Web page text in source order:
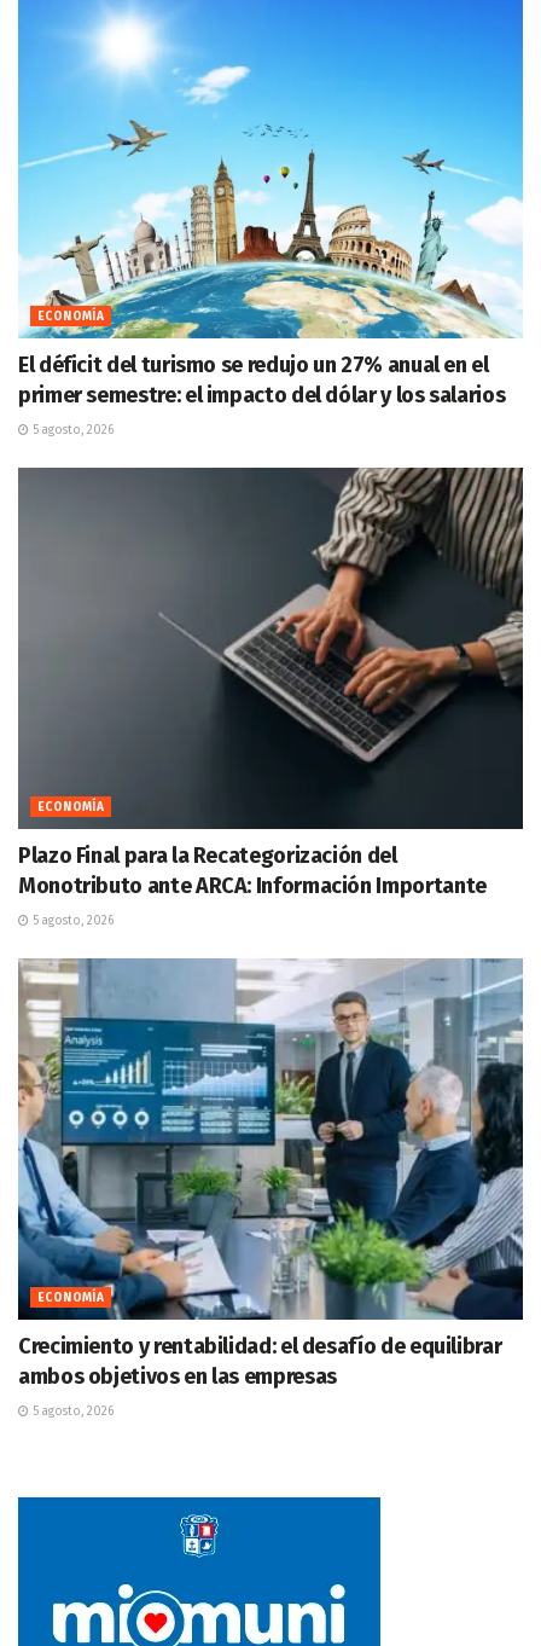
ECONOMÍA
El déficit del turismo se redujo un 27% anual en el
primer semestre: el impacto del dólar y los salarios
5 agosto, 2026
ECONOMÍA
Plazo Final para la Recategorización del
Monotributo ante ARCA: Información Importante
5 agosto, 2026
ECONOMÍA
Crecimiento y rentabilidad: el desafío de equilibrar
ambos objetivos en las empresas
5 agosto, 2026